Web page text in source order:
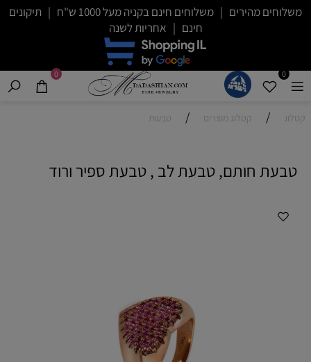
משלוחים מהירים | משלוחים חינם בקניה מעל 1000 ש"ח | תיקונים
חינם | אחריות לשנה
0
0
קטלוג / קטלוג מוצרים / טבעות
טבעת חותם, טבעת לב , טבעת ספיר ורוד